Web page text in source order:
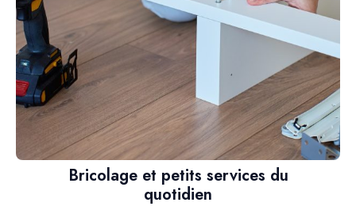
Bricolage et petits services du
quotidien